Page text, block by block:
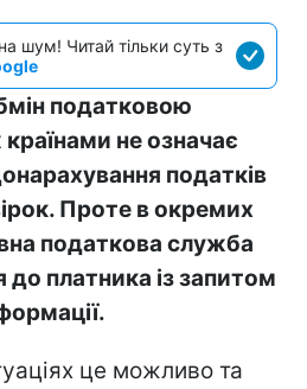
шум! Читай тільки суть з
податковою
не означає
податків
Проте в окремих
податкова служба
платника із запитом
це можливо та